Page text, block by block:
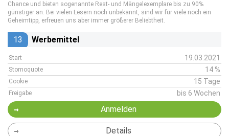
Chance und bieten sogenannte Rest- und Mängelexemplare bis zu 90%
günstiger an. Bei vielen Lesern noch unbekannt, sind wir für viele noch ein
Geheimtipp, erfreuen uns aber immer größerer Beliebtheit.
13 Werbemittel
Start 19.03.2021
Stornoquote 14 %
Cookie 15 Tage
Freigabe bis 6 Wochen
Anmelden
Details